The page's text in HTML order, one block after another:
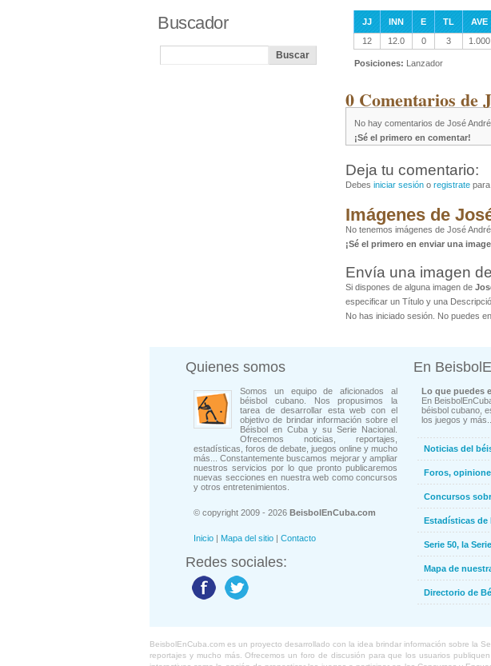
JJ INN E TL AVE
12
12.0 0 3 1.000
Posiciones: Lanzador
0 Comentarios de
No hay comentarios de José
¡Sé el primero en comentar!
Deja tu comentario:
Debes iniciar sesión o registrate
Imágenes de
No tenemos imágenes de José
¡Sé el primero en enviar una
Envía una imagen
Si dispones de alguna imagen de
especificar un Título y una
No has iniciado sesión. No puedes
Buscador
Quienes somos
Somos un equipo de aficionados al
béisbol cubano. Nos propusimos la
tarea de desarrollar esta web con el
objetivo de brindar información sobre el
Béisbol en Cuba y su Serie Nacional.
Ofrecemos noticias, reportajes,
estadísticas, foros de debate, juegos online y mucho
más... Constantemente buscamos mejorar y ampliar
nuestros servicios por lo que pronto publicaremos
nuevas secciones en nuestra web como concursos
y otros entretenimientos.
© copyright 2009 - 2026 BeisbolEnCuba.com
Inicio | Mapa del sitio | Contacto
Redes sociales:
En
Lo que puedes
En
béisbol cubano,
los juegos y más...
Noticias del
Foros,
Concursos
Estadísticas de
Serie 50, la
Mapa de
Directorio de
BeisbolEnCuba.com es un proyecto desarrollado con la idea brindar información sobre la
reportajes y mucho más. Ofrecemos un foro de discusión para que los usuarios